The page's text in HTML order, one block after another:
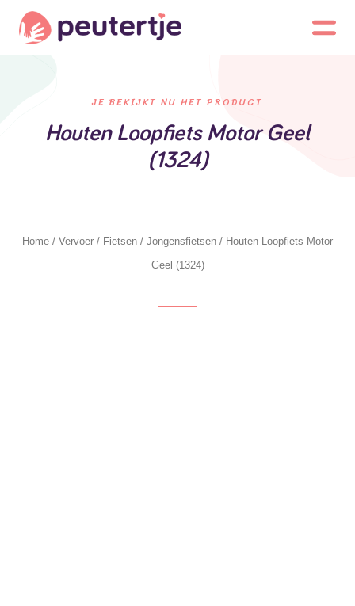
JE BEKIJKT NU HET PRODUCT
Houten Loopfiets Motor Geel
(1324)
Home / Vervoer / Fietsen / Jongensfietsen / Houten Loopfiets Motor
Geel (1324)